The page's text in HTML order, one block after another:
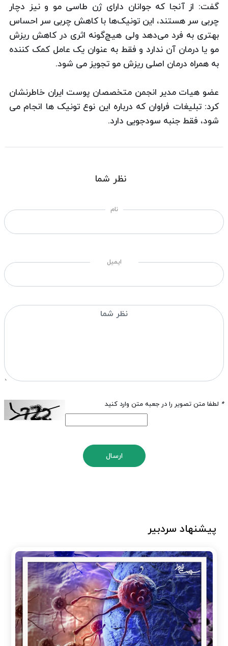
گفت: از آنجا که جوانان دارای ژن طاسی مو و نیز دچار
چربی سر هستند، این تونیک‌ها با کاهش چربی سر احساس
بهتری به فرد می‌دهد ولی هیچ‌گونه اثری در کاهش ریزش
مو یا درمان آن ندارد و فقط به عنوان یک عامل کمک کننده
به همراه درمان اصلی ریزش مو تجویز می شود.
عضو هیات مدیر انجمن متخصصان پوست ایران خاطرنشان
کرد: تبلیغات فراوان که درباره این نوع تونیک ها انجام می
شود، فقط جنبه سودجویی دارد.
نظر شما
نام
ایمیل
* لطفا متن تصویر را در جعبه متن وارد کنید
ارسال
پیشنهاد سردبیر